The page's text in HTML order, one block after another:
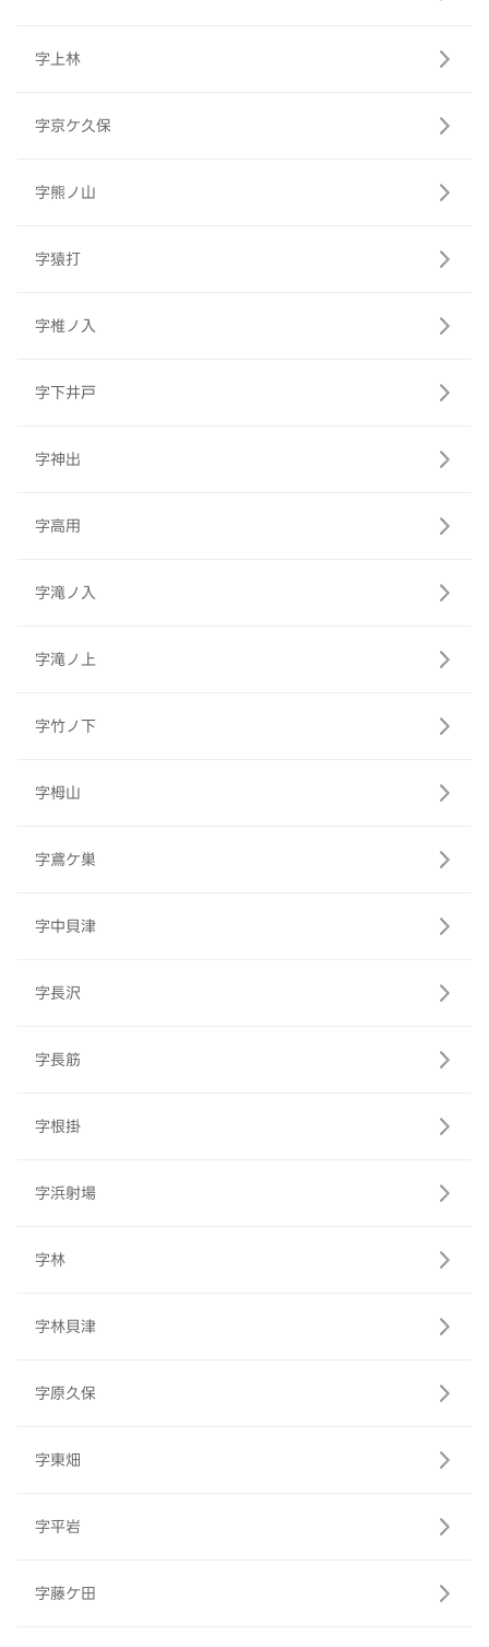
字上林
字京ケ久保
字熊ノ山
字猿打
字椎ノ入
字下井戸
字神出
字高用
字滝ノ入
字滝ノ上
字竹ノ下
字栂山
字鳶ケ巣
字中貝津
字長沢
字長筋
字根掛
字浜射場
字林
字林貝津
字原久保
字東畑
字平岩
字藤ケ田